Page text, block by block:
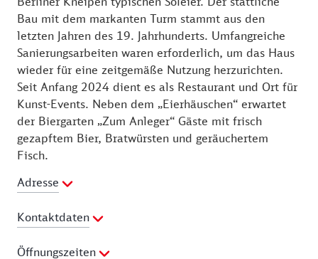
Bau mit dem markanten Turm stammt aus den
letzten Jahren des 19. Jahrhunderts. Umfangreiche
Sanierungsarbeiten waren erforderlich, um das Haus
wieder für eine zeitgemäße Nutzung herzurichten.
Seit Anfang 2024 dient es als Restaurant und Ort für
Kunst-Events. Neben dem „Eierhäuschen“ erwartet
der Biergarten „Zum Anleger“ Gäste mit frisch
gezapftem Bier, Bratwürsten und geräuchertem
Fisch.
Adresse
Kontaktdaten
Telefon:0155 63284028
Öffnungszeiten